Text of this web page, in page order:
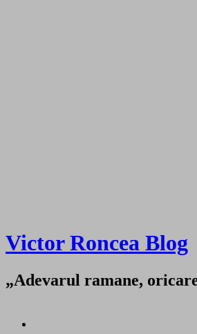
Victor Roncea Blog
„Adevarul ramane,